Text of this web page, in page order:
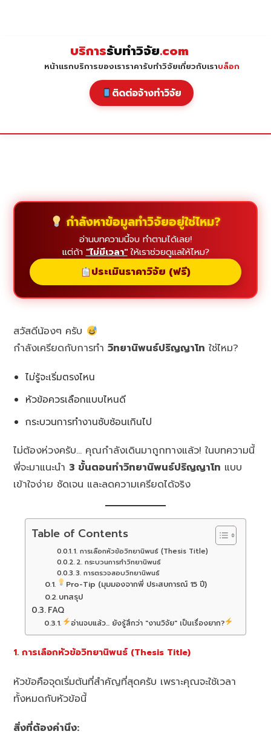
บริการรับทำวิจัย.com
หน้าแรกบริการของเราราคารับทำวิจัยเกี่ยวกับเราบล็อก
ติดต่อจ้างทำวิจัย
กำลังหาข้อมูลทำวิจัยอยู่ใช่ไหม?
อ่านบทความนี้จบ ทำตามได้เลย!
แต่ถ้า "ไม่มีเวลา"ให้เราช่วยดูแลให้ไหม?
ประเมินราคาวิจัย (ฟรี)
สวัสดีน้องๆ ครับ
กำลังเครียดกับการทำวิทยานิพนธ์ปริญญาโท ใช่ไหม?
ไม่รู้จะเริ่มตรงไหน
หัวข้อควรเลือกแบบไหนดี
กระบวนการทำงานซับซ้อนเกินไป
ไม่ต้องห่วงครับ… คุณกำลังเดินมาถูกทางแล้ว! ในบทความนี้
พี่จะมาแนะนำ 3 ขั้นตอนทำวิทยานิพนธ์ปริญญาโท แบบ
เข้าใจง่าย ชัดเจน และลดความเครียดได้จริง
Table of Contents
1. การเลือกหัวข้อวิทยานิพนธ์ (Thesis Title)
2. กระบวนการทำวิทยานิพนธ์
3. การตรวจสอบวิทยานิพนธ์
Pro-Tip (มุมมองจากพี่ ประสบการณ์ 15 ปี)
บทสรุป
FAQ
อ่านจบแล้ว... ยังรู้สึกว่า "งานวิจัย" เป็นเรื่องยาก?
1. การเลือกหัวข้อวิทยานิพนธ์ (Thesis Title)
หัวข้อคือจุดเริ่มต้นที่สำคัญที่สุดครับ เพราะคุณจะใช้เวลา
ทั้งหมดกับหัวข้อนี้
สิ่งที่ต้องคำนึง: